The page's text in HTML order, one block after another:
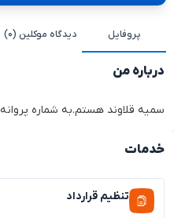
پروفایل دیدگاه موکلین (۰)
درباره من
سمیه قلاوند هستم.به شماره پروانه ۵۳۴۰۵
خدمات
تنظیم قرارداد